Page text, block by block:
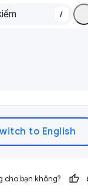
/
cho bạn không?